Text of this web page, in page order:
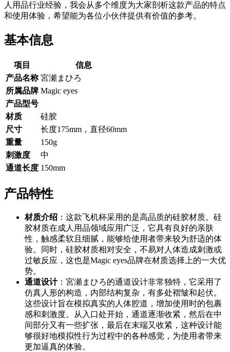
人用品行业经验，我会从多个维度为大家剖析这款产品的特点
和使用体验，希望能为各位小伙伴提供有价值的参考。
基本信息
项目
信息
产品名称 宮瀬まひろ
所属品牌 Magic eyes
产品型号
材质
硅胶
尺寸
长度175mm，直径60mm
重量
150g
刺激度
中
通道长度 150mm
产品特性
材质介绍 ：这款飞机杯采用的是高品质的硅胶材质。硅
胶材质在成人用品领域应用广泛，它具有良好的亲肤
性，触感柔软且细腻，能够给使用者带来较为舒适的体
验。同时，硅胶材质相对安全，不易对人体造成刺激或
过敏反应，这也是Magic eyes品牌在材质选择上的一大优
势。
通道设计：宮瀬まひろ的通道设计非常独特，它采用了
仿真人形的构造，内部结构复杂，有多处褶皱和起伏。
这些设计旨在模拟真实的人体腔道，增加使用时的包裹
感和刺激度。从入口处开始，通道逐渐收紧，然后在中
间部分又有一些扩张，最后在末端又收紧，这种设计能
够很好地模拟性行为过程中的各种感觉，为使用者带来
更加逼真的体验。